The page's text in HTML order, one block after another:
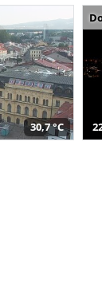
30,7 °C